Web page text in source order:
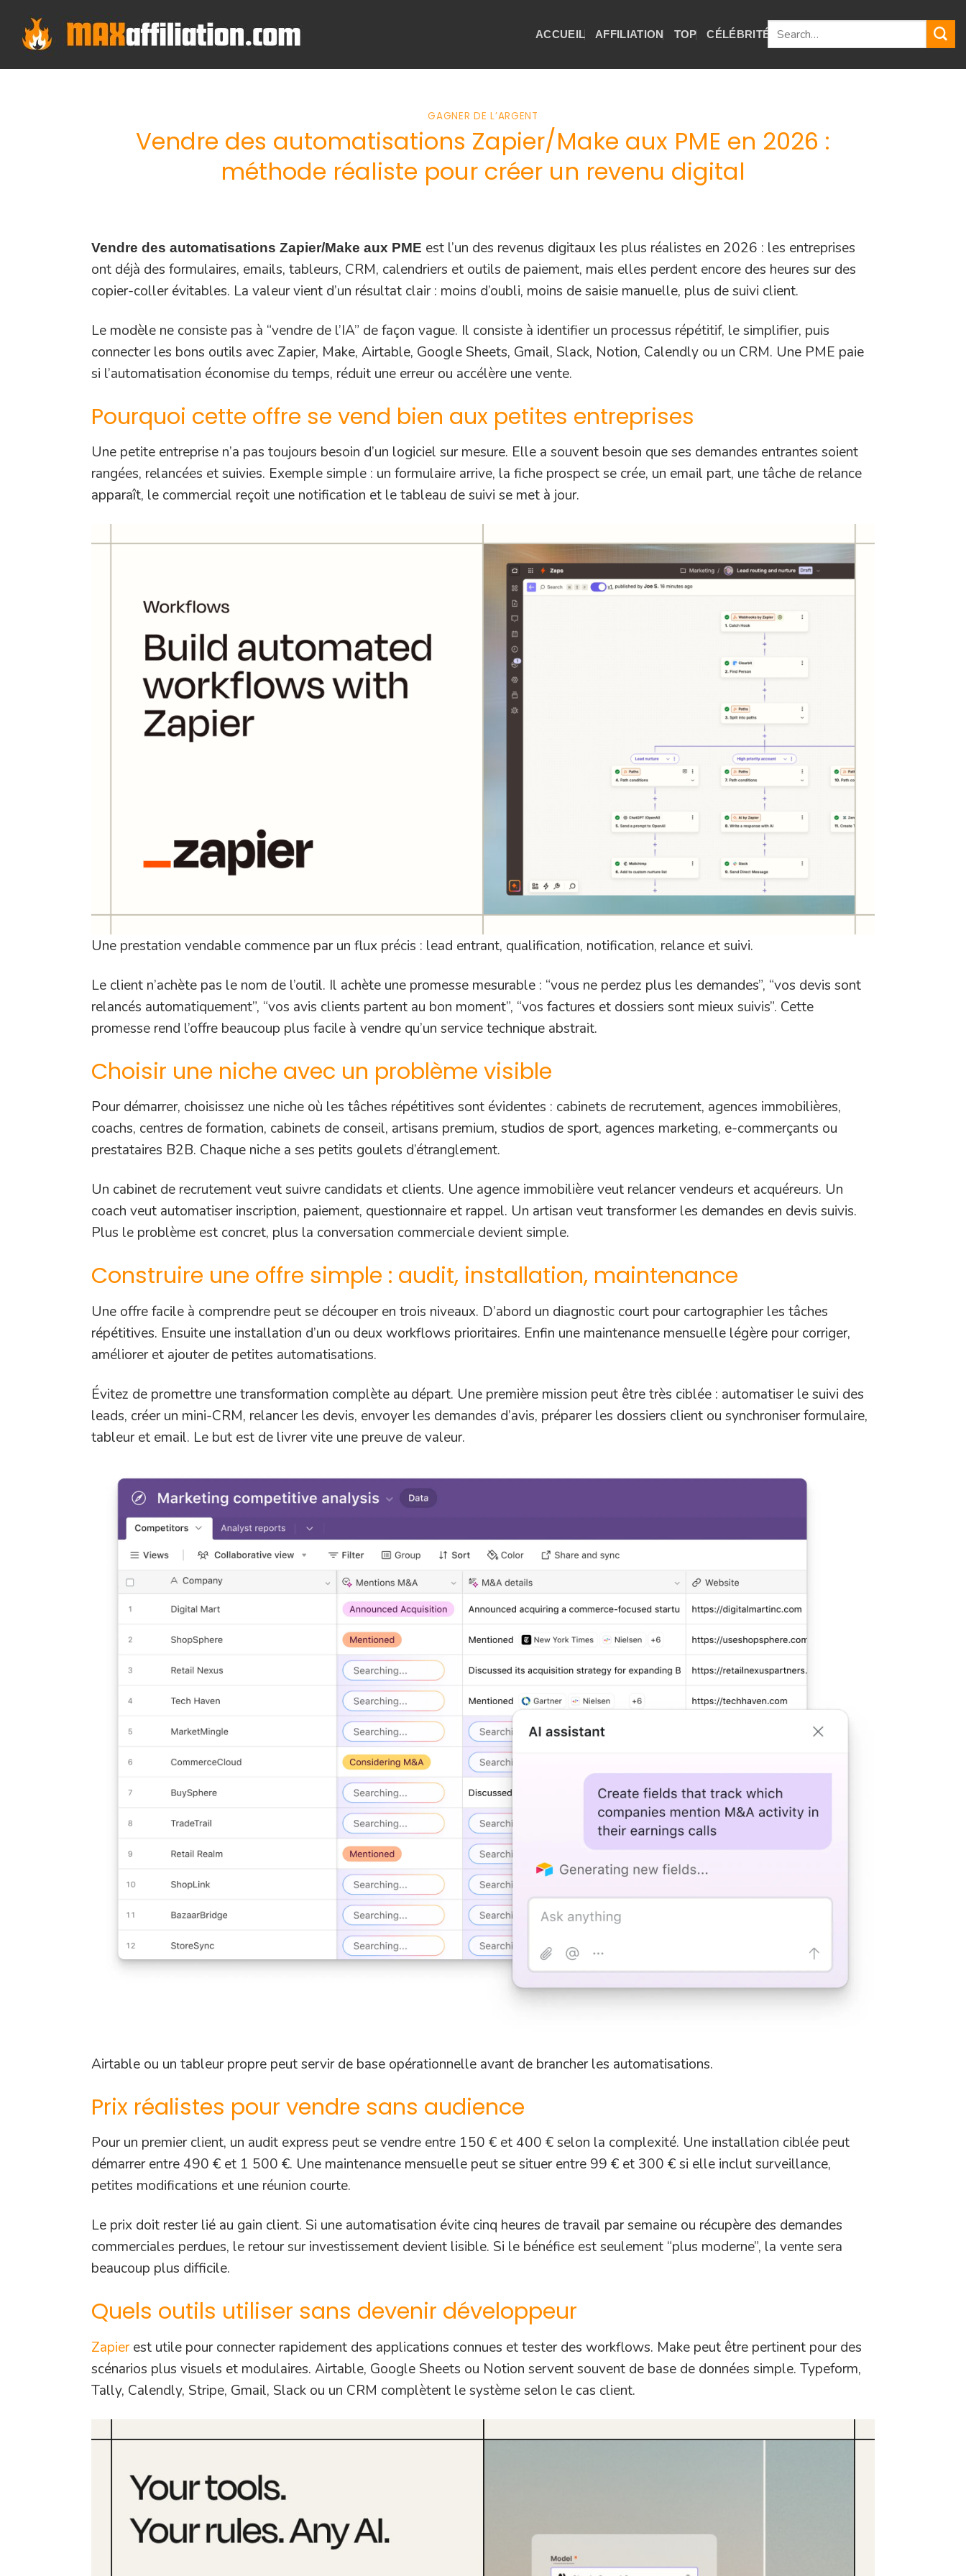
content
ACCUEIL AFFILIATION TOP CÉLÉBRITÉS GUIDES
GAGNER DE L’ARGENT
Vendre des automatisations Zapier/Make aux PME en 2026 :
méthode réaliste pour créer un revenu digital
Vendre des automatisations Zapier/Make aux PME est l’un des revenus digitaux les plus réalistes en 2026 : les entreprises
ont déjà des formulaires, emails, tableurs, CRM, calendriers et outils de paiement, mais elles perdent encore des heures sur des
copier-coller évitables. La valeur vient d’un résultat clair : moins d’oubli, moins de saisie manuelle, plus de suivi client.
Le modèle ne consiste pas à “vendre de l’IA” de façon vague. Il consiste à identifier un processus répétitif, le simplifier, puis
connecter les bons outils avec Zapier, Make, Airtable, Google Sheets, Gmail, Slack, Notion, Calendly ou un CRM. Une PME paie
si l’automatisation économise du temps, réduit une erreur ou accélère une vente.
Pourquoi cette offre se vend bien aux petites entreprises
Une petite entreprise n’a pas toujours besoin d’un logiciel sur mesure. Elle a souvent besoin que ses demandes entrantes soient
rangées, relancées et suivies. Exemple simple : un formulaire arrive, la fiche prospect se crée, un email part, une tâche de relance
apparaît, le commercial reçoit une notification et le tableau de suivi se met à jour.
Une prestation vendable commence par un flux précis : lead entrant, qualification, notification, relance et suivi.
Le client n’achète pas le nom de l’outil. Il achète une promesse mesurable : “vous ne perdez plus les demandes”, “vos devis sont
relancés automatiquement”, “vos avis clients partent au bon moment”, “vos factures et dossiers sont mieux suivis”. Cette
promesse rend l’offre beaucoup plus facile à vendre qu’un service technique abstrait.
Choisir une niche avec un problème visible
Pour démarrer, choisissez une niche où les tâches répétitives sont évidentes : cabinets de recrutement, agences immobilières,
coachs, centres de formation, cabinets de conseil, artisans premium, studios de sport, agences marketing, e-commerçants ou
prestataires B2B. Chaque niche a ses petits goulets d’étranglement.
Un cabinet de recrutement veut suivre candidats et clients. Une agence immobilière veut relancer vendeurs et acquéreurs. Un
coach veut automatiser inscription, paiement, questionnaire et rappel. Un artisan veut transformer les demandes en devis suivis.
Plus le problème est concret, plus la conversation commerciale devient simple.
Construire une offre simple : audit, installation, maintenance
Une offre facile à comprendre peut se découper en trois niveaux. D’abord un diagnostic court pour cartographier les tâches
répétitives. Ensuite une installation d’un ou deux workflows prioritaires. Enfin une maintenance mensuelle légère pour corriger,
améliorer et ajouter de petites automatisations.
Évitez de promettre une transformation complète au départ. Une première mission peut être très ciblée : automatiser le suivi des
leads, créer un mini-CRM, relancer les devis, envoyer les demandes d’avis, préparer les dossiers client ou synchroniser formulaire,
tableur et email. Le but est de livrer vite une preuve de valeur.
Airtable ou un tableur propre peut servir de base opérationnelle avant de brancher les automatisations.
Prix réalistes pour vendre sans audience
Pour un premier client, un audit express peut se vendre entre 150 € et 400 € selon la complexité. Une installation ciblée peut
démarrer entre 490 € et 1 500 €. Une maintenance mensuelle peut se situer entre 99 € et 300 € si elle inclut surveillance,
petites modifications et une réunion courte.
Le prix doit rester lié au gain client. Si une automatisation évite cinq heures de travail par semaine ou récupère des demandes
commerciales perdues, le retour sur investissement devient lisible. Si le bénéfice est seulement “plus moderne”, la vente sera
beaucoup plus difficile.
Quels outils utiliser sans devenir développeur
Zapierest utile pour connecter rapidement des applications connues et tester des workflows. Make peut être pertinent pour des
scénarios plus visuels et modulaires. Airtable, Google Sheets ou Notion servent souvent de base de données simple. Typeform,
Tally, Calendly, Stripe, Gmail, Slack ou un CRM complètent le système selon le cas client.